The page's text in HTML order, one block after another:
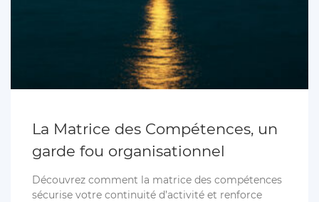
La Matrice des Compétences, un
garde fou organisationnel
Découvrez comment la matrice des compétences
sécurise votre continuité d’activité et renforce